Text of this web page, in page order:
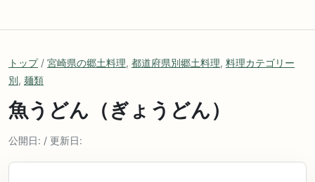
トップ/ 宮崎県の郷土料理, 都道府県別郷土料理, 料理カテゴリー
別, 麺類
魚うどん（ぎょうどん）
公開日: / 更新日: